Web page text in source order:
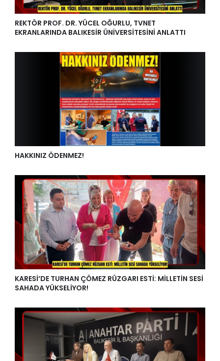
REKTÖR PROF. DR. YÜCEL OĞURLU, TVNET
EKRANLARINDA BALIKESİR ÜNİVERSİTESİNİ ANLATTI
HAKKINIZ ÖDENMEZ!
KARESİ’DE TURHAN ÇÖMEZ RÜZGARI ESTİ: MİLLETİN SESİ
SAHADA YÜKSELİYOR!